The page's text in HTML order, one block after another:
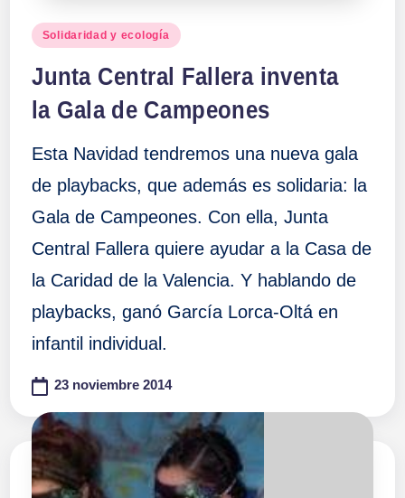
Publicado
Solidaridad y ecología
Junta Central Fallera inventa
la Gala de Campeones
Esta Navidad tendremos una nueva gala
de playbacks, que además es solidaria: la
Gala de Campeones. Con ella, Junta
Central Fallera quiere ayudar a la Casa de
la Caridad de la Valencia. Y hablando de
playbacks, ganó García Lorca-Oltá en
infantil individual.
23 noviembre 2014